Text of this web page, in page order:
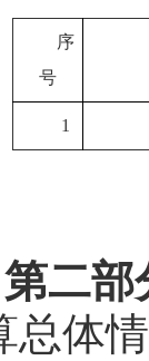
序
号
1
第二
总体